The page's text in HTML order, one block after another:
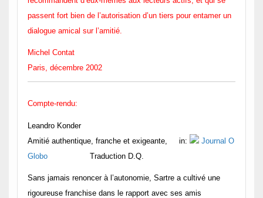
passent fort bien de l’autorisation d’un tiers pour entamer un
dialogue amical sur l’amitié.
Michel Contat
Paris, décembre 2002
Compte-rendu:
Leandro Konder
Amitié authentique, franche et exigeante, in:
Journal O
GloboTraduction D.Q.
Sans jamais renoncer à l’autonomie, Sartre a cultivé une
rigoureuse franchise dans le rapport avec ses amis